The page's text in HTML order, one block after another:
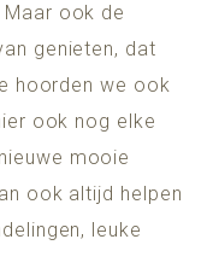
ook de
genieten, dat
hoorden we ook
ook nog elke
mooie
ook altijd helpen
leuke